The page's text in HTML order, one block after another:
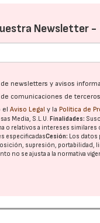
Newsletter -
newsletters y avisos
comunicaciones de
elAviso Legal y la Política de
Media, S.L.U. Finalidades:
o relativos a intereses similares
especificadasCesión: Los datos
supresión, portabilidad,
no se ajusta a la normativa